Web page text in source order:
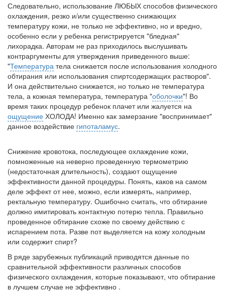
Следовательно, использование ЛЮБЫХ способов физического
охлаждения, резко и/или существенно снижающих
температуру кожи, не только не эффективно, но и вредно,
особенно если у ребенка регистрируется "бледная"
лихорадка. Авторам не раз приходилось выслушивать
контраргументы для утверждения приведенного выше:
"Температура тела снижается после использования холодного
обтирания или использования спиртсодержащих растворов".
И она действительно снижается, но только не температура
тела, а кожная температура, температура "оболочки"! Во
время таких процедур ребенок плачет или жалуется на
ощущение ХОЛОДА! Именно как замерзание "воспринимает"
данное воздействие гипоталамус.
Снижение кровотока, последующее охлаждение кожи,
помноженные на неверно проведенную термометрию
(недостаточная длительность), создают ощущение
эффективности данной процедуры. Понять, каков на самом
деле эффект от нее, можно, если измерять, например,
ректальную температуру. Ошибочно считать, что обтирание
должно имитировать контактную потерю тепла. Правильно
проведенное обтирание схоже по своему действию с
испарением пота. Разве пот выделяется на кожу холодным
или содержит спирт?
В ряде зарубежных публикаций приводятся данные по
сравнительной эффективности различных способов
физического охлаждения, которые показывают, что обтирание
в лучшем случае не эффективно .